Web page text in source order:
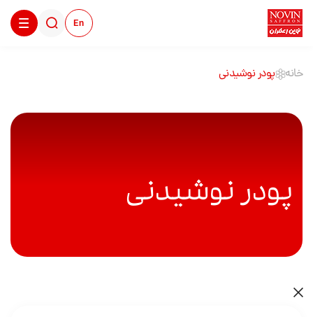
En
خانه پودر نوشیدنی
پودر نوشیدنی